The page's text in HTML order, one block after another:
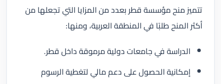
تتميز منح مؤسسة قطر بعدد من المزايا التي تجعلها من
أكثر المنح طلبًا في المنطقة العربية، ومنها:
الدراسة في جامعات دولية مرموقة داخل قطر.
إمكانية الحصول على دعم مالي لتغطية الرسوم